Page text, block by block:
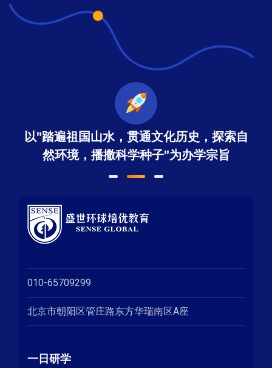
以"踏遍祖国山水，贯通文化历史，探索自
然环境，播撒科学种子"为办学宗旨
010-65709299
北京市朝阳区管庄路东方华瑞南区A座
一日研学